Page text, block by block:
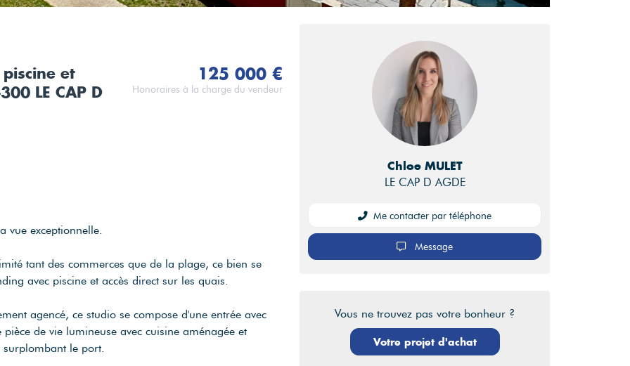
et
LE CAP D
125 000 €
Honoraires à la charge du vendeur
vue exceptionnelle.
tant des commerces que de la plage, ce bien se
avec piscine et accès direct sur les quais.
agencé, ce studio se compose d'une entrée avec
de vie lumineuse avec cuisine aménagée et
le port.
Chloe MULET
LE CAP D AGDE
Me contacter par téléphone
Message
Vous ne trouvez pas votre bonheur ?
Votre projet d'achat